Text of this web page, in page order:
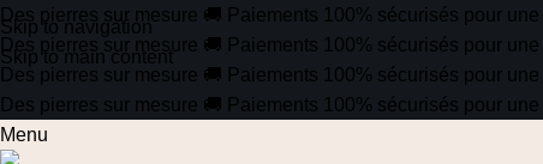
Skip to navigation
Skip to main content
Des pierres sur mesure 🚚 Paiements 100% sécurisés pour
Des pierres sur mesure 🚚 Paiements 100% sécurisés pour
Des pierres sur mesure 🚚 Paiements 100% sécurisés pour
Des pierres sur mesure 🚚 Paiements 100% sécurisés pour
Menu